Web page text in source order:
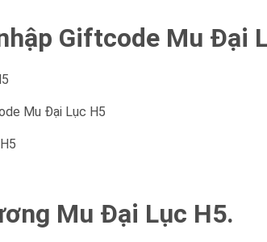
Giftcode Mu Đại
Mu Đại Lục H5
Mu Đại Lục H5.